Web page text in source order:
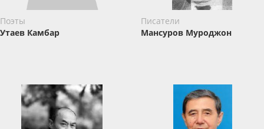
Поэты
Утаев Камбар
Писатели
Мансуров Муроджон